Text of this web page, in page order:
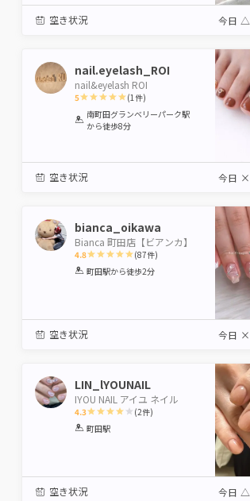
空き状況 今日 △
nail.eyelash_ROI
nail&eyelash ROI
5
1
Star
2
Stars
3
Stars
4
Stars
5
Stars
(1 件)
南町田グランベリーパーク駅
から徒歩8分
空き状況 今日 ×
bianca_oikawa
Bianca 町田店【ビアンカ】
4.8
1 2 3 4 5
(87件)
町田駅から徒歩2分
空き状況 今日 ×
LIN_lYOUNAIL
IYOU NAIL アイユ ネイル
4.3
1 2 3
(2件)
町田駅
空き状況 今日 △